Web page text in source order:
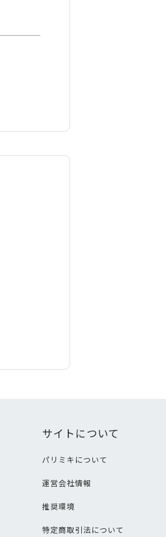
サイトについて
パリミキについて
運営会社情報
推奨環境
特定商取引法について